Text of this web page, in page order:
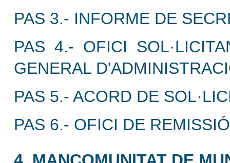
PAS 3.- INFORME DE
PAS 4.- OFICI
GENERAL
PAS 5.- ACORD DE
PAS 6.- OFICI DE